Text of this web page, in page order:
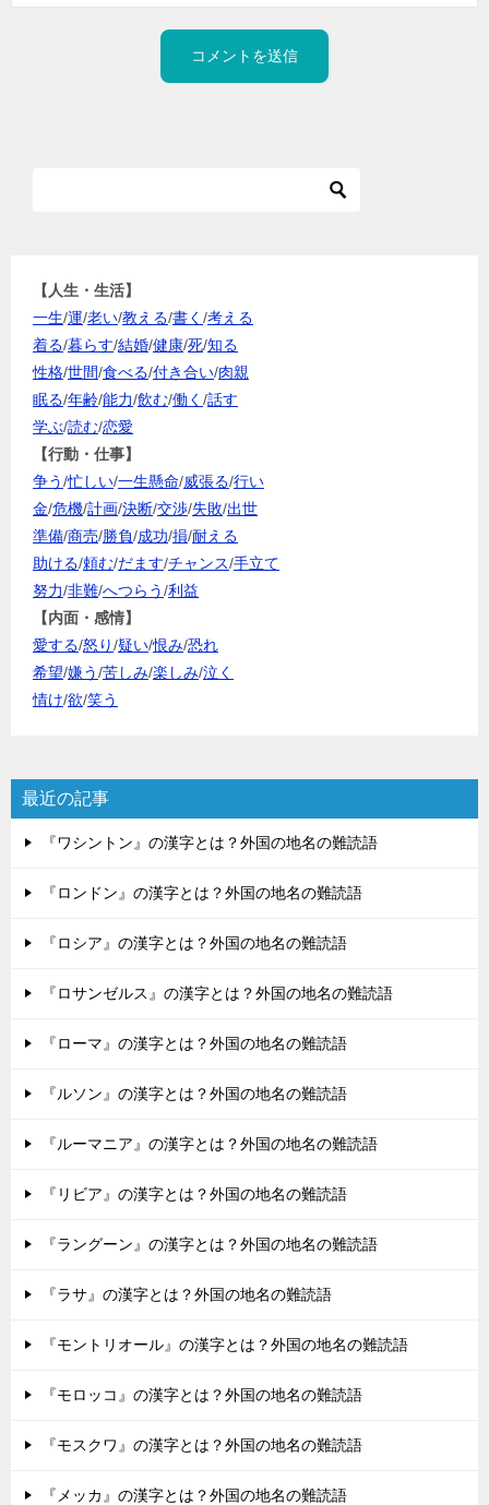
【人生・生活】
一生/運/老い/教える/書く /考える
着る/暮らす/結婚/健康/死/知る
性格/世間/食べる/付き合い/肉親
眠る/年齢/能力/飲む/働く /話す
学ぶ/読む/恋愛
【行動・仕事】
争う/忙しい/一生懸命/威張る/行い
金/危機/計画/決断/交渉/失敗/出世
準備/商売/勝負/成功/損/耐える
助ける/頼む/だます/チャンス/手立て
努力/非難/へつらう/利益
【内面・感情】
愛する/怒り/疑い/恨み/恐れ
希望/嫌う/苦しみ/楽しみ/泣く
情け/欲/笑う
最近の記事
『ワシントン』の漢字とは？外国の地名の難読語
『ロンドン』の漢字とは？外国の地名の難読語
『ロシア』の漢字とは？外国の地名の難読語
『ロサンゼルス』の漢字とは？外国の地名の難読語
『ローマ』の漢字とは？外国の地名の難読語
『ルソン』の漢字とは？外国の地名の難読語
『ルーマニア』の漢字とは？外国の地名の難読語
『リビア』の漢字とは？外国の地名の難読語
『ラングーン』の漢字とは？外国の地名の難読語
『ラサ』の漢字とは？外国の地名の難読語
『モントリオール』の漢字とは？外国の地名の難読語
『モロッコ』の漢字とは？外国の地名の難読語
『モスクワ』の漢字とは？外国の地名の難読語
『メッカ』の漢字とは？外国の地名の難読語